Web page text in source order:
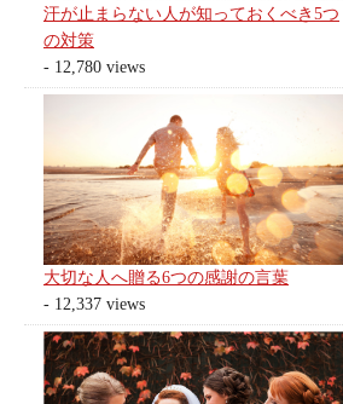
汗が止まらない人が知っておくべき5つ
の対策
- 12,780 views
大切な人へ贈る6つの感謝の言葉
- 12,337 views